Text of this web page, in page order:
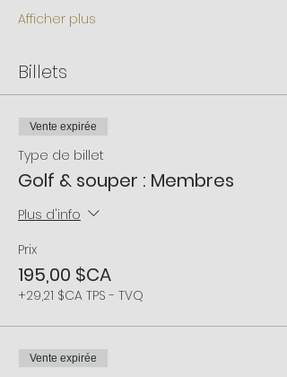
Afficher plus
Billets
Vente expirée
Type de billet
Golf & souper : Membres
Plus d'info
Prix
195,00 $CA
+29,21 $CA TPS - TVQ
Vente expirée